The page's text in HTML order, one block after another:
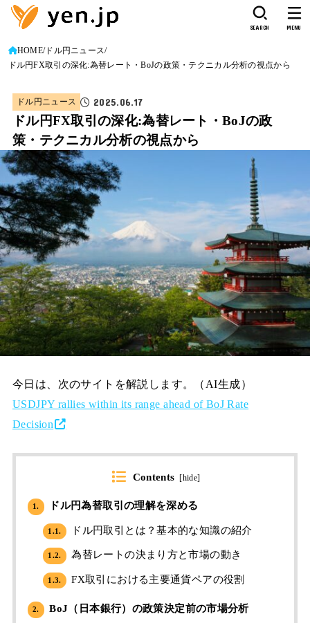
SEARCH MENU
HOME ドル円ニュース
ドル円FX取引の深化:為替レート・BoJの政策・テクニカル分析の視点から
ドル円ニュース 2025.06.17
ドル円FX取引の深化:為替レート・BoJの政
策・テクニカル分析の視点から
今日は、次のサイトを解説します。（AI生成）
USDJPY rallies within its range ahead of BoJ Rate
Decision
Contents [hide]
1. ドル円為替取引の理解を深める
1.1. ドル円取引とは？基本的な知識の紹介
1.2. 為替レートの決まり方と市場の動き
1.3. FX取引における主要通貨ペアの役割
2. BoJ（日本銀行）の政策決定前の市場分析